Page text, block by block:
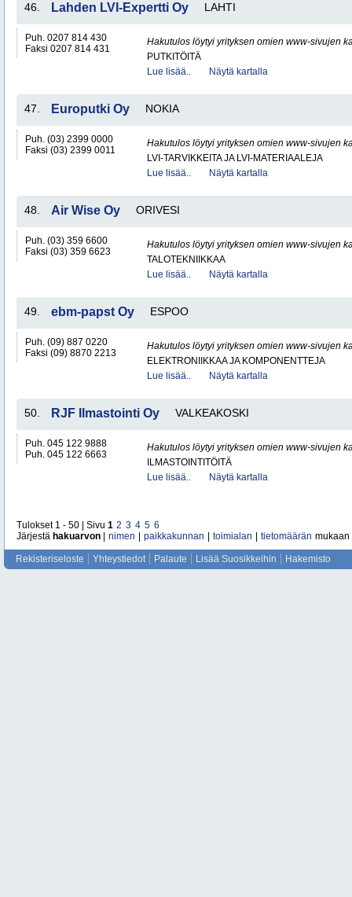
46. Lahden LVI-Expertti Oy LAHTI
Puh. 0207 814 430
Faksi 0207 814 431
Hakutulos löytyi yrityksen omien www-sivujen
PUTKITÖITÄ
Lue lisää..
Näytä kartalla
47. Europutki Oy NOKIA
Puh. (03) 2399 0000
Faksi (03) 2399 0011
Hakutulos löytyi yrityksen omien www-sivujen
LVI-TARVIKKEITA JA LVI-MATERIAALEJA
Lue lisää..
Näytä kartalla
48. Air Wise Oy ORIVESI
Puh. (03) 359 6600
Faksi (03) 359 6623
Hakutulos löytyi yrityksen omien www-sivujen
TALOTEKNIIKKAA
Lue lisää..
Näytä kartalla
49. ebm-papst Oy ESPOO
Puh. (09) 887 0220
Faksi (09) 8870 2213
Hakutulos löytyi yrityksen omien www-sivujen
ELEKTRONIIKKAA JA KOMPONENTTEJA
Lue lisää..
Näytä kartalla
50. RJF Ilmastointi Oy VALKEAKOSKI
Puh. 045 122 9888
Puh. 045 122 6663
Hakutulos löytyi yrityksen omien www-sivujen
ILMASTOINTITÖITÄ
Lue lisää..
Näytä kartalla
Tulokset 1 - 50 | Sivu 1 2 3 4 5 6
Järjestä hakuarvon nimen paikkakunnan toimialan tietomäärän mukaan
Rekisteriseloste Yhteystiedot Palaute Lisää Suosikkeihin Hakemisto